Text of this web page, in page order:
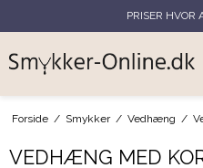
PRISER HVOR
Forside / Smykker / Vedhæng /
VEDHÆNG MED